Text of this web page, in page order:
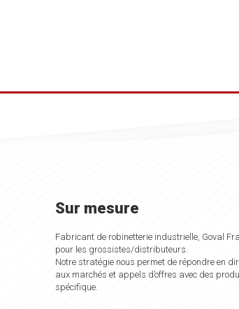
Sur mesure
Fabricant de robinetterie industrielle, Goval
pour les grossistes/distributeurs.
Notre stratégie nous permet de répondre en
aux marchés et appels d’offres avec des
spécifique.